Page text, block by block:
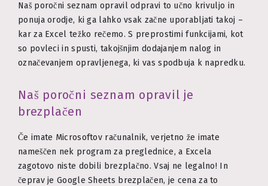
Naš poročni seznam opravil odpravi to učno krivuljo in
ponuja orodje, ki ga lahko vsak začne uporabljati takoj –
kar za Excel težko rečemo. S preprostimi funkcijami, kot
so povleci in spusti, takojšnjim dodajanjem nalog in
označevanjem opravljenega, ki vas spodbuja k napredku.
Naš poročni seznam opravil je
brezplačen
Če imate Microsoftov računalnik, verjetno že imate
nameščen nek program za preglednice, a Excela
zagotovo niste dobili brezplačno. Vsaj ne legalno! In
čeprav je Google Sheets brezplačen, je cena za to